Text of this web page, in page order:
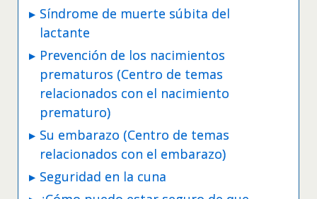
Síndrome de muerte súbita del
lactante
Prevención de los nacimientos
prematuros (Centro de temas
relacionados con el nacimiento
prematuro)
Su embarazo (Centro de temas
relacionados con el embarazo)
Seguridad en la cuna